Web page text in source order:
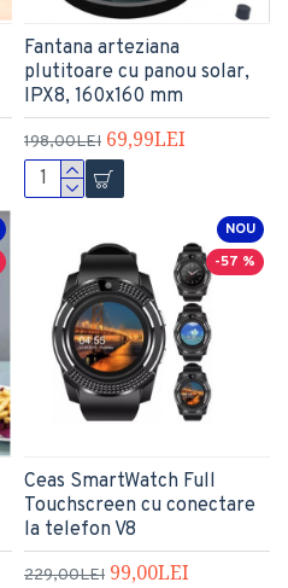
Fantana arteziana
plutitoare cu panou solar,
IPX8, 160x160 mm
198,00LEI 69,99LEI
NOU
-57 %
Ceas SmartWatch Full
Touchscreen cu conectare
la telefon V8
229,00LEI 99,00LEI